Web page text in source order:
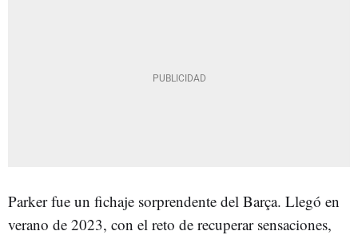
Parker fue un fichaje sorprendente del Barça. Llegó en
verano de 2023, con el reto de recuperar sensaciones,